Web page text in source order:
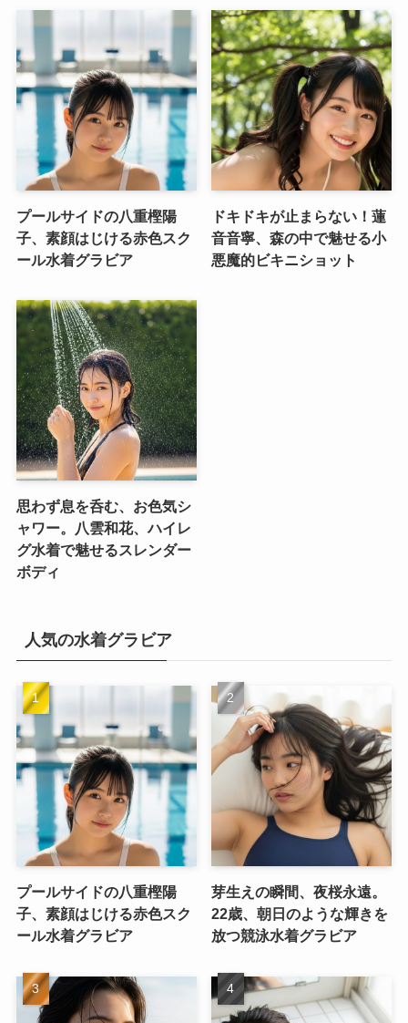
プールサイドの八重樫陽
子、素顔はじける赤色スク
ール水着グラビア
ドキドキが止まらない！蓮
音音寧、森の中で魅せる小
悪魔的ビキニショット
思わず息を呑む、お色気シ
ャワー。八雲和花、ハイレ
グ水着で魅せるスレンダー
ボディ
人気の水着グラビア
プールサイドの八重樫陽
子、素顔はじける赤色スク
ール水着グラビア
芽生えの瞬間、夜桜永遠。
22歳、朝日のような輝きを
放つ競泳水着グラビア